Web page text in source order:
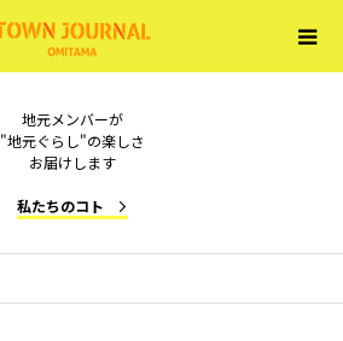
地元メンバーが
"地元ぐらし"の楽しさ
お届けします
私たちのコト